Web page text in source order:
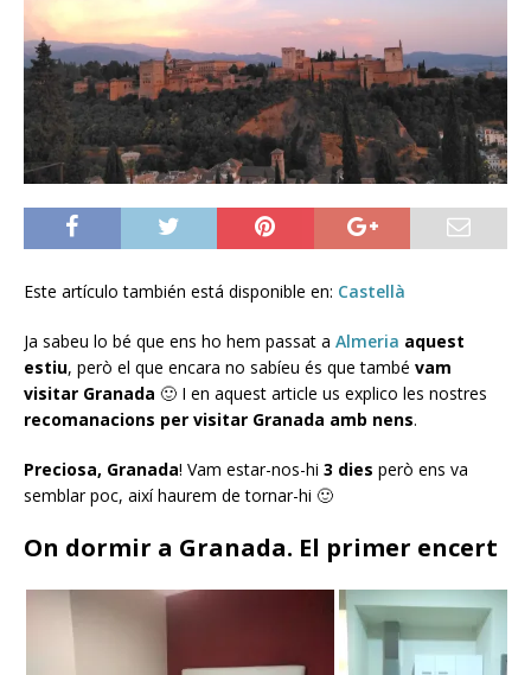
Este artículo también está disponible en: Castellà
Ja sabeu lo bé que ens ho hem passat a Almeria aquest
estiu, però el que encara no sabíeu és que també vam
visitar Granada 🙂 I en aquest article us explico les nostres
recomanacions per visitar Granada amb nens.
Preciosa, Granada! Vam estar-nos-hi 3 dies però ens va
semblar poc, així haurem de tornar-hi 🙂
On dormir a Granada. El primer encert